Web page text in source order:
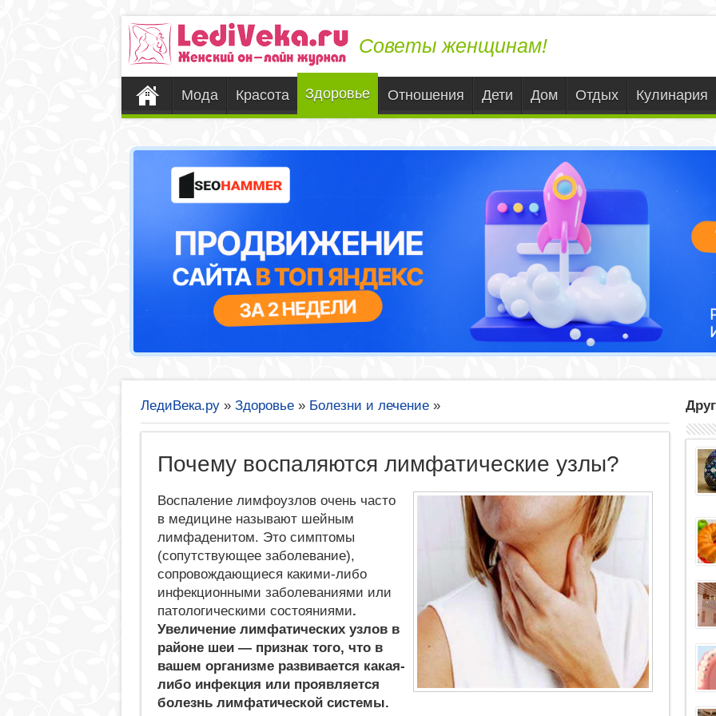
Советы женщинам!
Мода Красота Здоровье Отношения Дети Дом Отдых Кулинария
ЛедиВека.ру » Здоровье » Болезни и лечение »
Почему воспаляются лимфатические узлы?
Воспаление лимфоузлов очень часто
в медицине называют шейным
лимфаденитом. Это симптомы
(сопутствующее заболевание),
сопровождающиеся какими-либо
инфекционными заболеваниями или
патологическими состояниями.
Увеличение лимфатических узлов в
районе шеи — признак того, что в
вашем организме развивается какая-
либо инфекция или проявляется
болезнь лимфатической системы.